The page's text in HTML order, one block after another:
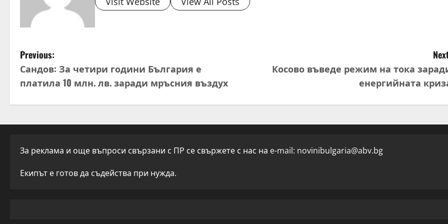
P
o
s
t
n
v
Previous:
Сандов: За четири години България е
платила 10 млн. лв. заради мръсния въздух
Косово въведе режим на тока
енергийната
За реклама и още въпроси свързани с ПР се свържете с нас на e-mail: novinibulgaria@abv.bg
Екипът е готов да съдейства при нужда.